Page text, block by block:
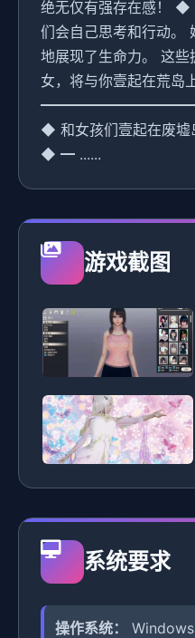
绝无仅有强存在感！
们会自己思考和行动。
地展现了生命力。 这
女，将与你壹起在荒岛
◆ 和女孩们壹起在废墟
◆ ━ ......
游戏截图
系统要求
操作系统：